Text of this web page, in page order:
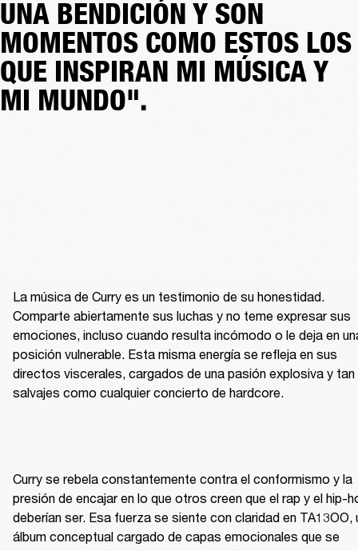
UNA BENDICIÓN Y SON
MOMENTOS COMO ESTOS LOS
QUE INSPIRAN MI MÚSICA Y
MI MUNDO".
La música de Curry es un testimonio de su honestidad.
Comparte abiertamente sus luchas y no teme expresar sus
emociones, incluso cuando resulta incómodo o le deja en
posición vulnerable. Esta misma energía se refleja en sus
directos viscerales, cargados de una pasión explosiva y tan
salvajes como cualquier concierto de hardcore.
Curry se rebela constantemente contra el conformismo y la
presión de encajar en lo que otros creen que el rap y el hip-
deberían ser. Esa fuerza se siente con claridad en TA13OO,
álbum conceptual cargado de capas emocionales que se